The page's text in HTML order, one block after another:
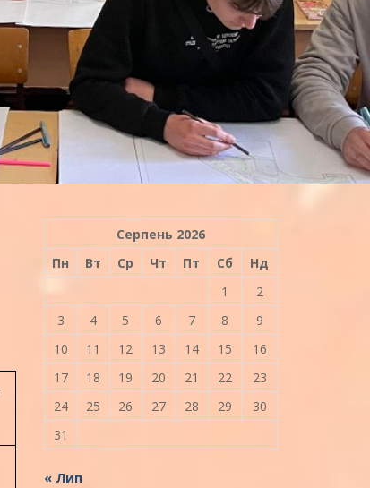
Серпень 2026
Пн
Вт Ср Чт Пт Сб
Нд
1
2
3
4 5 6 7 8
9
10
11 12 13 14 15
16
17
18 19 20 21 22
23
24
25 26 27 28 29
30
31
« Лип